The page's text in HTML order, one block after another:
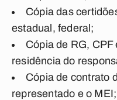
Cópia das
estadual, federal;
Cópia de RG,
residência do
Cópia de contrato
representado e o MEI;